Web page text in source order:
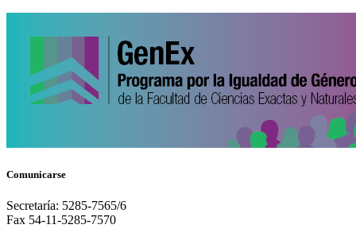
Comunicarse
Secretaría: 5285-7565/6
Fax 54-11-5285-7570